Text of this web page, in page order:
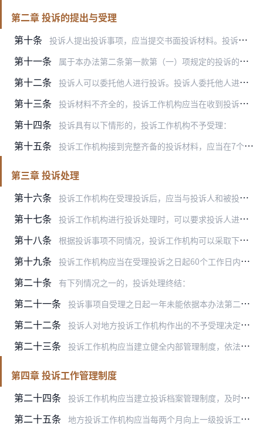
第二章 投诉的提出与受理
第十条
投诉人提出投诉事项，应当提交书面投诉材料。投诉材料可以现场提交，也可以通过信函、传真、电子邮件、在线申请等方式提交。
第十一条 属于本办法第二条第一款第（一）项规定的投诉的，投诉材料应当包括下列内容：
第十二条 投诉人可以委托他人进行投诉。投诉人委托他人进行投诉的，除本办法第十一条规定的材料以外，还应当向投诉工作机构提交投诉人的身份证明、出具的授权委托书和受委托人的身份…
第十三条 投诉材料不齐全的，投诉工作机构应当在收到投诉材料后7个工作日内一次性书面通知投诉人在15个工作日内补正。补正通知应当载明需要补正的事项和期限。
第十四条 投诉具有以下情形的，投诉工作机构不予受理：
第十五条 投诉工作机构接到完整齐备的投诉材料，应当在7个工作日内作出是否受理的决定。
第三章 投诉处理
第十六条
投诉工作机构在受理投诉后，应当与投诉人和被投诉人进行充分沟通，了解情况，依法协调处理，推动投诉事项的妥善解决。
第十七条 投诉工作机构进行投诉处理时，可以要求投诉人进一步说明情况、提供材料或者提供其他必要的协助，投诉人应当予以协助；投诉工作机构可以向被投诉人了解情况，被投诉人应当予…
第十八条 根据投诉事项不同情况，投诉工作机构可以采取下列方式进行处理：
第十九条 投诉工作机构应当在受理投诉之日起60个工作日内办结受理的投诉事项。涉及部门多、情况复杂的投诉事项，可以适当延长处理期限。
第二十条 有下列情况之一的，投诉处理终结：
第二十一条 投诉事项自受理之日起一年未能依据本办法第二十条处理终结的，投诉工作机构应当及时向本级人民政府报告有关情况，提出有关工作建议。
第二十二条 投诉人对地方投诉工作机构作出的不予受理决定或者投诉处理结果有异议的，可以就原投诉事项逐级向上级投诉工作机构提起投诉。上级投诉工作机构可以根据本机构投诉工作规则决…
第二十三条 投诉工作机构应当建立健全内部管理制度，依法采取有效措施保护投诉处理过程中知悉的投诉人的商业秘密、保密商务信息和个人隐私。
第四章 投诉工作管理制度
第二十四条
投诉工作机构应当建立投诉档案管理制度，及时、全面、准确记录有关投诉事项的受理和处理情况，按年度进行归档。
第二十五条 地方投诉工作机构应当每两个月向上一级投诉工作机构上报投诉工作情况，包括收到投诉数量、处理进展情况、已处理完结投诉事项的详细情况和有关政策建议等。